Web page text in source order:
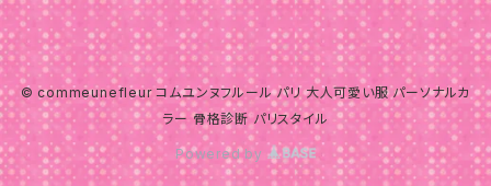
© commeunefleur コムユンヌフルール パリ 大人可愛い服 パーソナルカ
ラー 骨格診断 パリスタイル
Powered by